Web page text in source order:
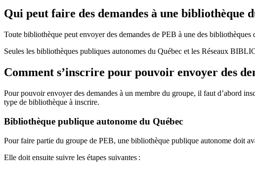
Qui peut faire des demandes à une bibliothèque
Toute bibliothèque peut envoyer des demandes de PEB à une des bibliothèques
Seules les bibliothèques publiques autonomes du Québec et les Réseaux
Comment s’inscrire pour pouvoir envoyer des
Pour pouvoir envoyer des demandes à un membre du groupe, il faut d’abord
type de bibliothèque à inscrire.
Bibliothèque publique autonome du Québec
Pour faire partie du groupe de PEB, une bibliothèque publique autonome doit
Elle doit ensuite suivre les étapes suivantes :